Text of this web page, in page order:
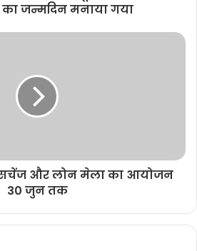
का जन्मदिन मनाया गया
और लोन मेला का आयोजन
30 जुन तक